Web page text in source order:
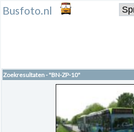
Busfoto.nl
Zoekresultaten - "BN-ZP-10"